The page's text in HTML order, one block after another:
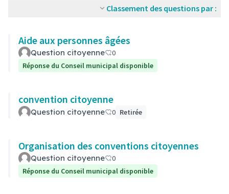
Classement des questions par :
Aide aux personnes âgées
Question citoyenne
0
Réponse du Conseil municipal disponible
convention citoyenne
Question citoyenne 0 Retirée
Organisation des conventions citoyennes
Question citoyenne
0
Réponse du Conseil municipal disponible